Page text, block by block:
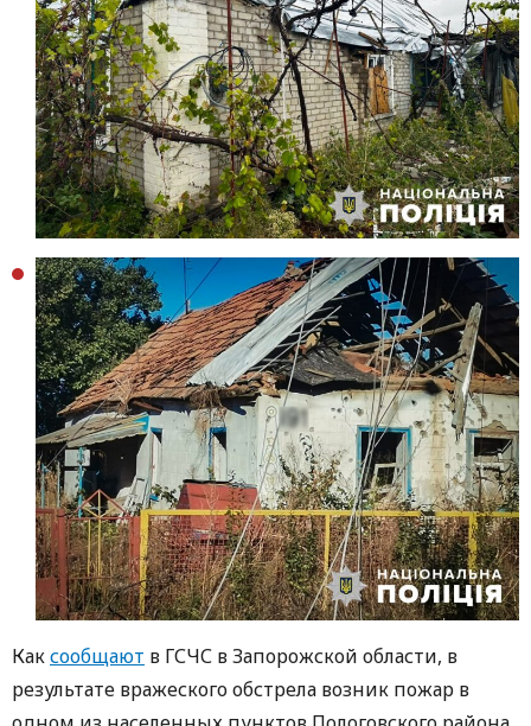
Каксообщают в ГСЧС в Запорожской области, в
результате вражеского обстрела возник пожар в